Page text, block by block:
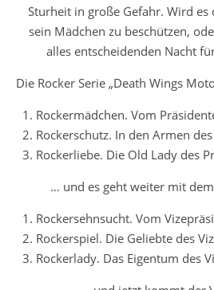
Sturheit in große Gefahr. Wird es
sein Mädchen zu beschützen,
alles entscheidenden Nacht
Die Rocker Serie „Death Wings
Rockermädchen. Vom
Rockerschutz. In den Armen
Rockerliebe. Die Old Lady des
… und es geht weiter mit
Rockersehnsucht. Vom
Rockerspiel. Die Geliebte des
Rockerlady. Das Eigentum des